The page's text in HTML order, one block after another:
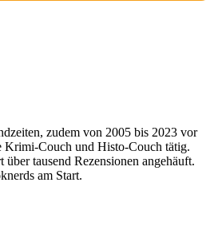
zudem von 2005 bis 2023 vor
Krimi-Couch und Histo-Couch tätig.
tausend Rezensionen angehäuft.
am Start.